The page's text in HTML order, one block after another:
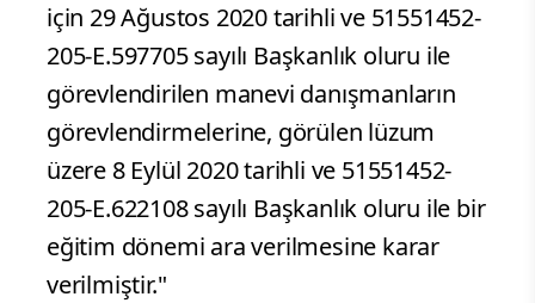
için 29 Ağustos 2020 tarihli ve 51551452-
205-E.597705 sayılı Başkanlık oluru ile
görevlendirilen manevi danışmanların
görevlendirmelerine, görülen lüzum
üzere 8 Eylül 2020 tarihli ve 51551452-
205-E.622108 sayılı Başkanlık oluru ile bir
eğitim dönemi ara verilmesine karar
verilmiştir."